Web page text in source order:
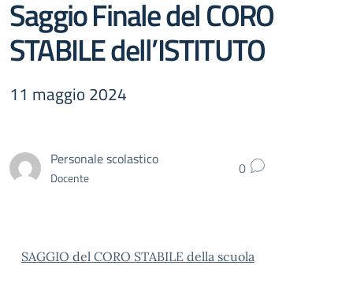
Saggio Finale del CORO
STABILE dell’ISTITUTO
11 maggio 2024
Personale scolastico
Docente 0
SAGGIO del CORO STABILE della scuola